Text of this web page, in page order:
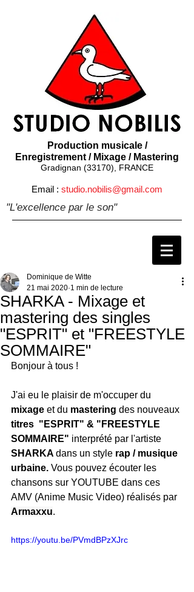
Production musicale /
Enregistrement / Mixage / Mastering
Gradignan (33170), FRANCE
Email : studio.nobilis@gmail.com
"L'excellence par le son"
SHARKA - Mixage et
mastering des singles
"ESPRIT" et "FREESTYLE
SOMMAIRE"
Dominique de Witte
21 mai 2020 1 min de lecture
Bonjour à tous !
J'ai eu le plaisir de m'occuper du
mixage et du mastering des nouveaux
titres  "ESPRIT" & "FREESTYLE
SOMMAIRE" interprété par l'artiste
SHARKA dans un style rap / musique
urbaine. Vous pouvez écouter les
chansons sur YOUTUBE dans ces
AMV (Anime Music Video) réalisés par
Armaxxu.
https://youtu.be/PVmdBPzXJrc